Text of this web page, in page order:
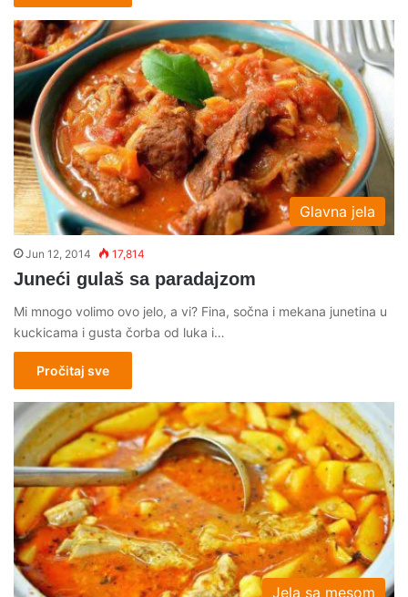
Glavna jela
Jun 12, 2014 17,814
Juneći gulaš sa paradajzom
Mi mnogo volimo ovo jelo, a vi? Fina, sočna i mekana junetina u
kuckicama i gusta čorba od luka i…
Pročitaj sve
Jela sa mesom